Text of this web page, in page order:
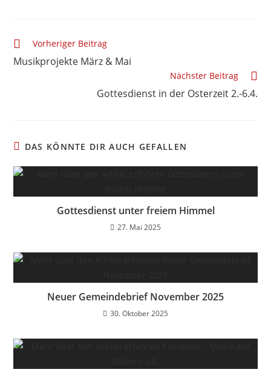
Weitere
ansehen
Vorheriger Beitrag
Musikprojekte März & Mai
Nächster Beitrag
Gottesdienst in der Osterzeit 2.-6.4.
DAS KÖNNTE DIR AUCH GEFALLEN
Gottesdienst unter freiem Himmel
27. Mai 2025
Neuer Gemeindebrief November 2025
30. Oktober 2025